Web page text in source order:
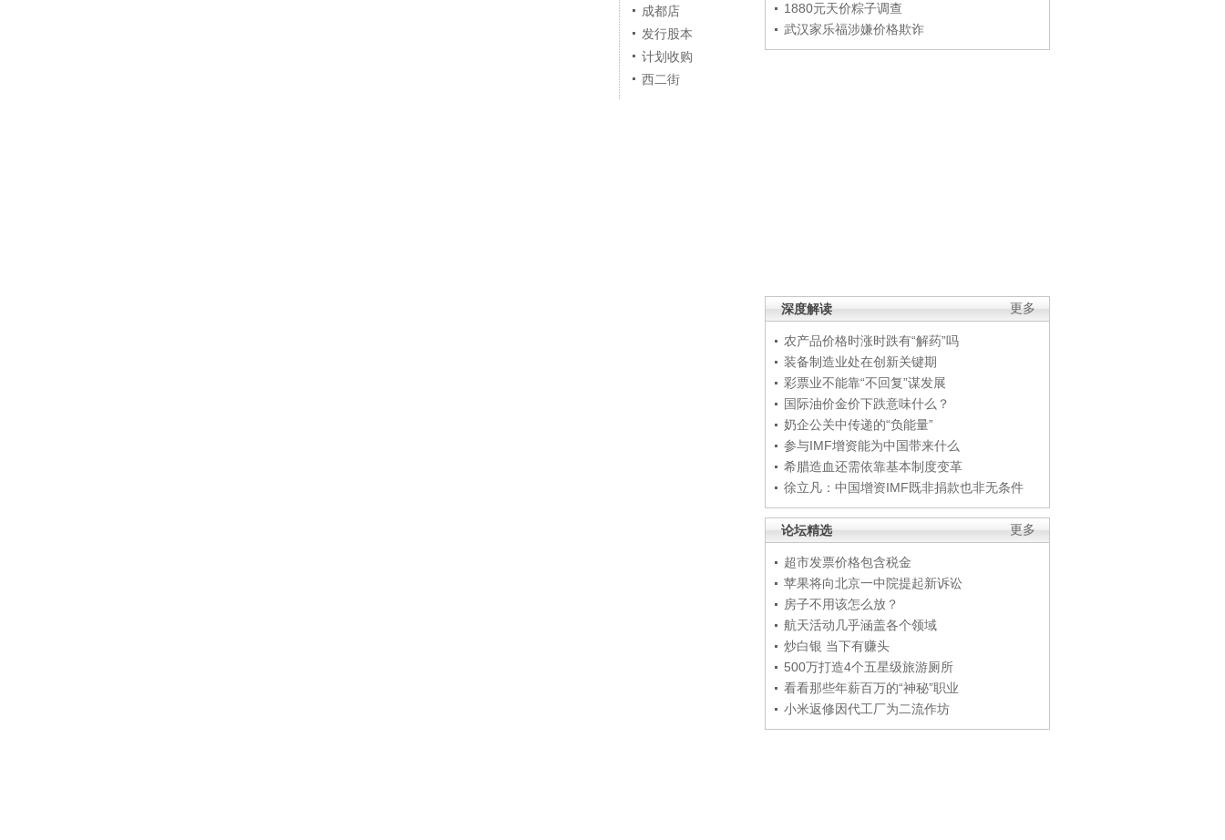
1880元天价粽子调查
武汉家乐福涉嫌价格欺诈
更多
深度解读
农产品价格时涨时跌有“解药”吗
装备制造业处在创新关键期
彩票业不能靠“不回复”谋发展
国际油价金价下跌意味什么？
奶企公关中传递的“负能量”
参与IMF增资能为中国带来什么
希腊造血还需依靠基本制度变革
徐立凡：中国增资IMF既非捐款也非无条件
更多
论坛精选
超市发票价格包含税金
苹果将向北京一中院提起新诉讼
房子不用该怎么放？
航天活动几乎涵盖各个领域
炒白银 当下有赚头
500万打造4个五星级旅游厕所
看看那些年薪百万的“神秘”职业
小米返修因代工厂为二流作坊
成都店
发行股本
计划收购
西二街